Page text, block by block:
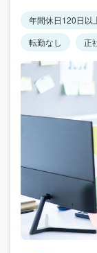
年間休日120日以
転勤なし
正